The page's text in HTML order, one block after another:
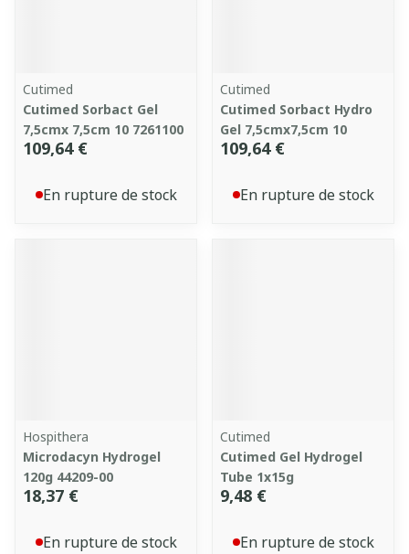
Cutimed
Cutimed Sorbact Gel
7,5cmx 7,5cm 10 7261100
109,64 €
En rupture de stock
Cutimed
Cutimed Sorbact Hydro
Gel 7,5cmx7,5cm 10
109,64 €
En rupture de stock
Hospithera
Microdacyn Hydrogel
120g 44209-00
18,37 €
En rupture de stock
Cutimed
Cutimed Gel Hydrogel
Tube 1x15g
9,48 €
En rupture de stock